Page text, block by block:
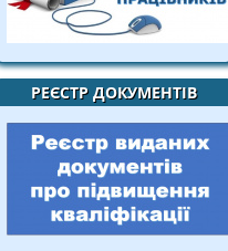
РЕЄСТР ДОКУМЕНТІВ